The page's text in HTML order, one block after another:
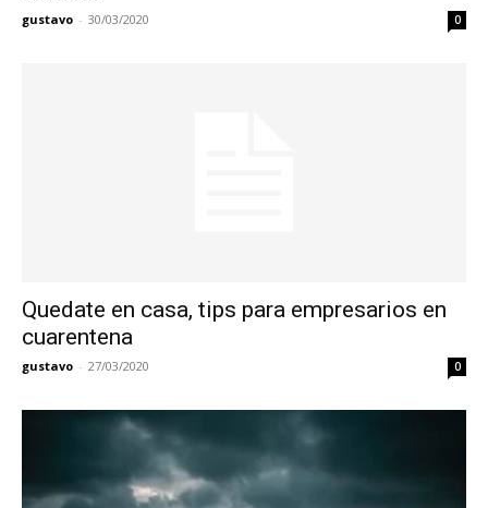
gustavo - 30/03/2020 0
Quedate en casa, tips para empresarios en
cuarentena
gustavo - 27/03/2020 0